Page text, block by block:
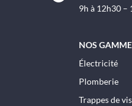
9h à 12h30 –
NOS
Électricité
Plomberie
Trappes de